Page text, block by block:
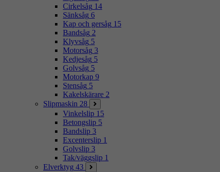
Cirkelsåg 14
Sänksåg 6
Kap och gersåg 15
Bandsåg 2
Klyvsåg 5
Motorsåg 3
Kedjesåg 5
Golvsåg 5
Motorkap 9
Stensåg 5
Kakelskärare 2
Slipmaskin 28
Vinkelslip 15
Betongslip 5
Bandslip 3
Excenterslip 1
Golvslip 3
Tak/väggslip 1
Elverktyg 43